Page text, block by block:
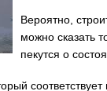
Вероятно,
можно сказать
пекутся о